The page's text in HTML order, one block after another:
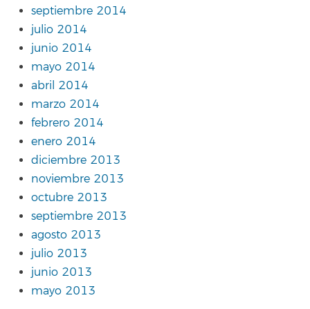
septiembre 2014
julio 2014
junio 2014
mayo 2014
abril 2014
marzo 2014
febrero 2014
enero 2014
diciembre 2013
noviembre 2013
octubre 2013
septiembre 2013
agosto 2013
julio 2013
junio 2013
mayo 2013